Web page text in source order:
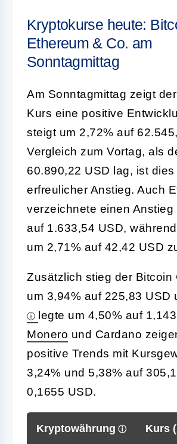
Kryptokurse heute:
Ethereum & Co. am
Sonntagmittag
Am Sonntagmittag zeigt
Kurs eine positive
steigt um 2,72% auf
Vergleich zum Vortag, als
60.890,22 USD lag, ist dies
erfreulicher Anstieg. Auch
verzeichnete einen Anstieg
auf 1.633,54 USD, während
um 2,71% auf 42,42 USD
Zusätzlich stieg der Bitcoin
um 3,94% auf 225,83 USD
legte um 4,50% auf
Monero und Cardano
positive Trends mit
3,24% und 5,38% auf
0,1655 USD.
Kryptowährung Kurs